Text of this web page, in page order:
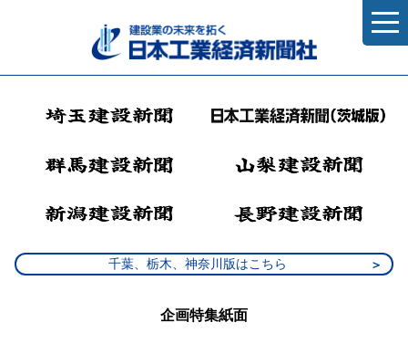
千葉、栃木、神奈川版はこちら
企画特集紙面